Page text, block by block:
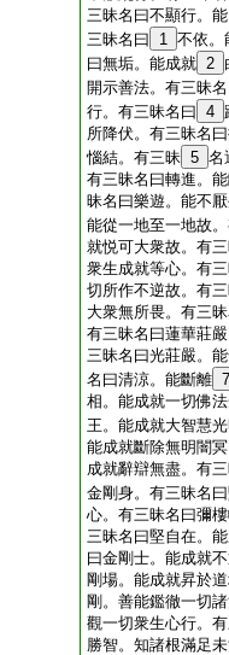
三昧名曰不顯行。
三昧名曰
1 不依。
曰無垢。能成就 2
開示善法。有三昧
行。有三昧名曰 4
所降伏。有三昧名
惱結。有三昧 5 名
有三昧名曰轉進。
昧名曰樂遊。能不
能從一地至一地故
就悦可大衆故。有
衆生成就等心。有
切所作不逆故。有
大衆無所畏。有三
有三昧名曰蓮華莊
三昧名曰光莊嚴。
名曰清涼。能斷離 7
相。能成就一切佛
王。能成就大智慧
能成就斷除無明闇
成就辭辯無盡。有
金剛身。有三昧名
心。有三昧名曰彌
三昧名曰堅自在。
曰金剛士。能成就
剛場。能成就昇於
剛。善能鑑徹一切
觀一切衆生心行。
勝智。知諸根滿足